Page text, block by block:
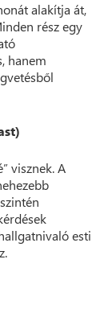
alakítja át,
rész egy
hanem
visznek. A
esti